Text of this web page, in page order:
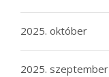
2025. október
2025. szeptember